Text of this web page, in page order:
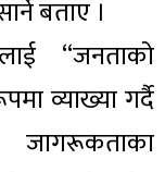
बताए ।
“जनताको
व्याख्या गर्दै